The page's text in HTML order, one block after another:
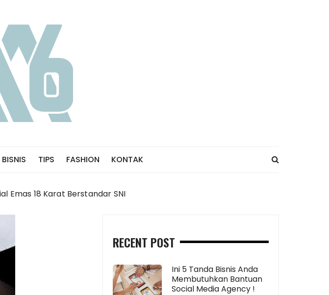
BISNIS TIPS FASHION KONTAK
Emas 18 Karat Berstandar SNI
RECENT POST
Ini 5 Tanda Bisnis Anda
Membutuhkan Bantuan
Social Media Agency !